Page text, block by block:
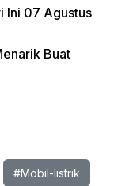
Ini 07 Agustus
Buat
#Mobil-listrik